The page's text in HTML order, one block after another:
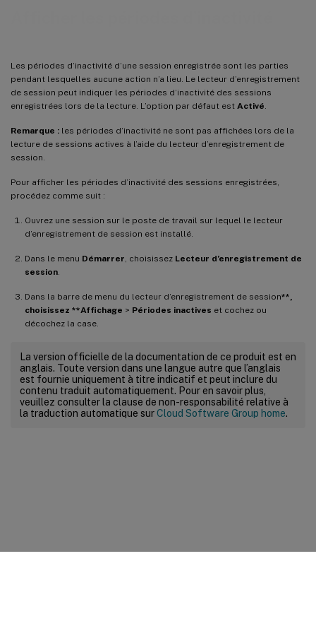
Les périodes d’inactivité d’une session enregistrée sont les parties
pendant lesquelles aucune action n’a lieu. Le lecteur d’enregistrement
de session peut indiquer les périodes d’inactivité des sessions
enregistrées lors de la lecture. L’option par défaut est Activé
Remarque : les périodes d’inactivité ne sont pas affichées lors de la
lecture de sessions actives à l’aide du lecteur d’enregistrement de
session.
Pour afficher les périodes d’inactivité des sessions enregistrées,
procédez comme suit :
Ouvrez une session sur le poste de travail sur lequel le lecteur
d’enregistrement de session est installé.
Dans le menu Démarrer , choisissez Lecteur d’enregistrement de
session
Dans la barre de menu du lecteur d’enregistrement de session**,
choisissez **Affichage > Périodes inactives et cochez ou
décochez la case.
La version officielle de la documentation de ce produit est en
anglais. Toute version dans une langue autre que l’anglais
est fournie uniquement à titre indicatif et peut inclure du
contenu traduit automatiquement. Pour en savoir plus,
veuillez consulter la clause de non-responsabilité relative à
la traduction automatique surCloud Software Group home.